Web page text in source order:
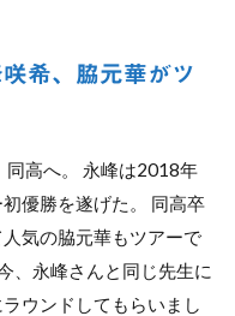
希、脇元華がツ
高へ。 永峰は2018年
優勝を遂げた。 同高卒
気の脇元華もツアーで
、永峰さんと同じ先生に
ウンドしてもらいまし